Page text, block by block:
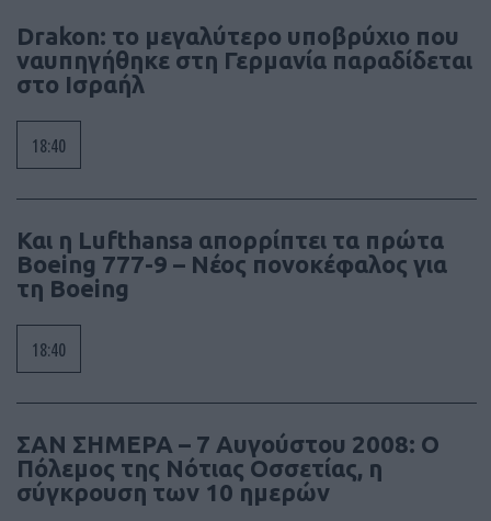
Drakon: το μεγαλύτερο υποβρύχιο που
ναυπηγήθηκε στη Γερμανία παραδίδεται
στο Ισραήλ
18:40
Και η Lufthansa απορρίπτει τα πρώτα
Boeing 777-9 – Νέος πονοκέφαλος για
τη Boeing
18:40
ΣΑΝ ΣΗΜΕΡΑ – 7 Αυγούστου 2008: Ο
Πόλεμος της Νότιας Οσσετίας, η
σύγκρουση των 10 ημερών